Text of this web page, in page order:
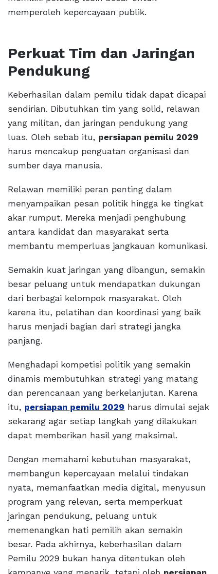
memperoleh kepercayaan publik.
Perkuat Tim dan Jaringan
Pendukung
Keberhasilan dalam pemilu tidak dapat dicapai
sendirian. Dibutuhkan tim yang solid, relawan
yang militan, dan jaringan pendukung yang
luas. Oleh sebab itu, persiapan pemilu 2029
harus mencakup penguatan organisasi dan
sumber daya manusia.
Relawan memiliki peran penting dalam
menyampaikan pesan politik hingga ke tingkat
akar rumput. Mereka menjadi penghubung
antara kandidat dan masyarakat serta
membantu memperluas jangkauan komunikasi.
Semakin kuat jaringan yang dibangun, semakin
besar peluang untuk mendapatkan dukungan
dari berbagai kelompok masyarakat. Oleh
karena itu, pelatihan dan koordinasi yang baik
harus menjadi bagian dari strategi jangka
panjang.
Menghadapi kompetisi politik yang semakin
dinamis membutuhkan strategi yang matang
dan perencanaan yang berkelanjutan. Karena
itu, persiapan pemilu 2029 harus dimulai sejak
sekarang agar setiap langkah yang dilakukan
dapat memberikan hasil yang maksimal.
Dengan memahami kebutuhan masyarakat,
membangun kepercayaan melalui tindakan
nyata, memanfaatkan media digital, menyusun
program yang relevan, serta memperkuat
jaringan pendukung, peluang untuk
memenangkan hati pemilih akan semakin
besar. Pada akhirnya, keberhasilan dalam
Pemilu 2029 bukan hanya ditentukan oleh